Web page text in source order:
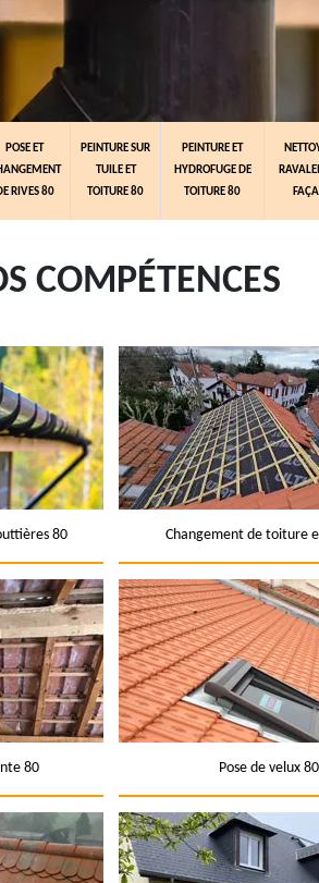
POSE ET
RIVES 80
PEINTURE SUR
TUILE ET
TOITURE 80
PEINTURE ET
HYDROFUGE DE
TOITURE 80
COMPÉTENCES
80 Changement de toiture
80 Pose de velux 80